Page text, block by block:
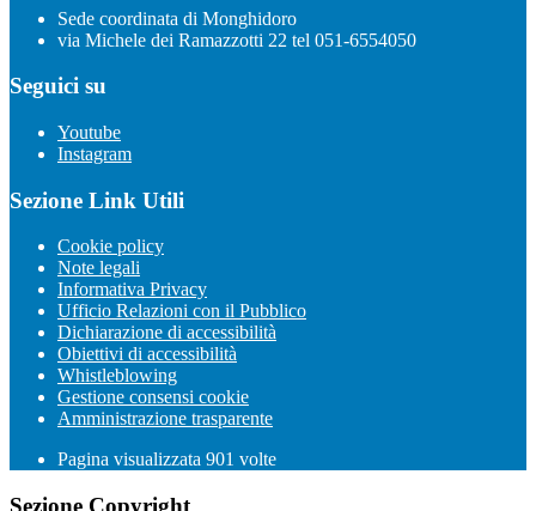
Sede coordinata di Monghidoro
via Michele dei Ramazzotti 22 tel 051-6554050
Seguici su
Youtube
Instagram
Sezione Link Utili
Cookie policy
Note legali
Informativa Privacy
Ufficio Relazioni con il Pubblico
Dichiarazione di accessibilità
Obiettivi di accessibilità
Whistleblowing
Gestione consensi cookie
Amministrazione trasparente
Pagina visualizzata 901 volte
Sezione Copyright